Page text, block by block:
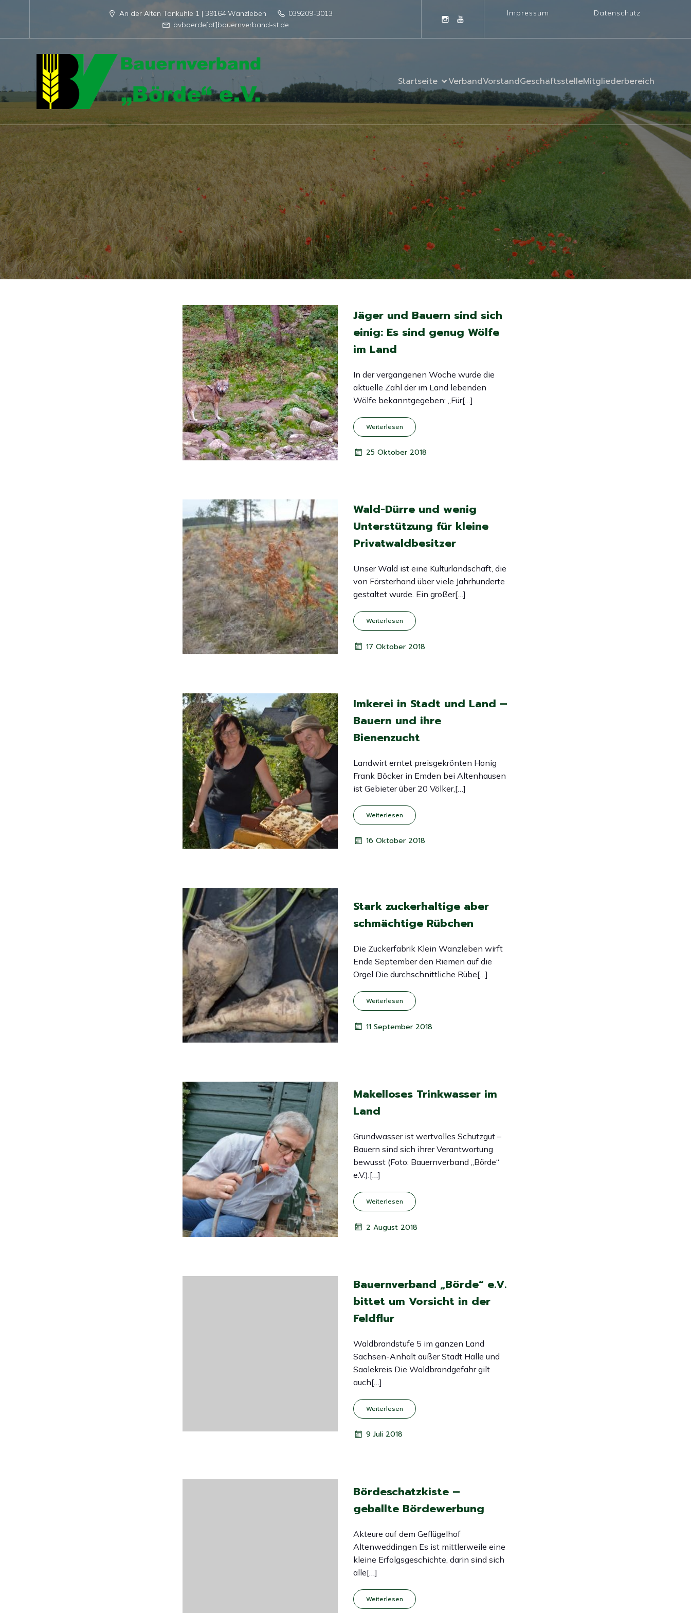
An der Alten Tonkuhle 1 | 39164 Wanzleben
039209-3013
bvboerde[at]bauernverband-st.de
Impressum Datenschutz
Startseite VerbandVorstandGeschäftsstelleMitgliederbereich
Jäger und Bauern sind sich
einig: Es sind genug Wölfe
im Land
In der vergangenen Woche wurde die
aktuelle Zahl der im Land lebenden
Wölfe bekanntgegeben: „Für[…]
Weiterlesen
25 Oktober 2018
Wald-Dürre und wenig
Unterstützung für kleine
Privatwaldbesitzer
Unser Wald ist eine Kulturlandschaft, die
von Försterhand über viele Jahrhunderte
gestaltet wurde. Ein großer[…]
Weiterlesen
17 Oktober 2018
Imkerei in Stadt und Land –
Bauern und ihre
Bienenzucht
Landwirt erntet preisgekrönten Honig
Frank Böcker in Emden bei Altenhausen
ist Gebieter über 20 Völker,[…]
Weiterlesen
16 Oktober 2018
Stark zuckerhaltige aber
schmächtige Rübchen
Die Zuckerfabrik Klein Wanzleben wirft
Ende September den Riemen auf die
Orgel Die durchschnittliche Rübe[…]
Weiterlesen
11 September 2018
Makelloses Trinkwasser im
Land
Grundwasser ist wertvolles Schutzgut –
Bauern sind sich ihrer Verantwortung
bewusst (Foto: Bauernverband „Börde“
e.V.):[…]
Weiterlesen
2 August 2018
Bauernverband „Börde“ e.V.
bittet um Vorsicht in der
Feldflur
Waldbrandstufe 5 im ganzen Land
Sachsen-Anhalt außer Stadt Halle und
Saalekreis Die Waldbrandgefahr gilt
auch[…]
Weiterlesen
9 Juli 2018
Bördeschatzkiste –
geballte Bördewerbung
Akteure auf dem Geflügelhof
Altenweddingen Es ist mittlerweile eine
kleine Erfolgsgeschichte, darin sind sich
alle[…]
Weiterlesen